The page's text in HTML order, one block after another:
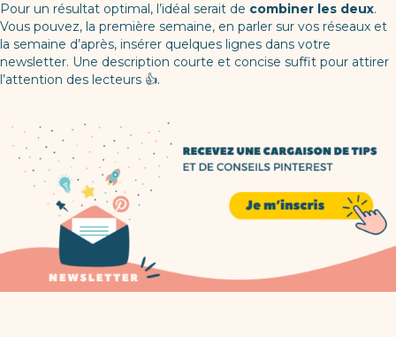
Pour un résultat optimal, l’idéal serait de combiner les deux.
Vous pouvez, la première semaine, en parler sur vos réseaux et
la semaine d’après, insérer quelques lignes dans votre
newsletter. Une description courte et concise suffit pour attirer
l’attention des lecteurs 👍.